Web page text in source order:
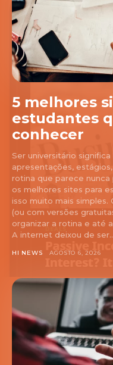
5 melhores
estudantes
conhecer
Ser universitário
apresentações,
rotina que parece
os melhores sites para
isso muito mais simples.
(ou com versões
organizar a rotina e até
A internet deixou de
HI NEWS AGOSTO 6, 2026